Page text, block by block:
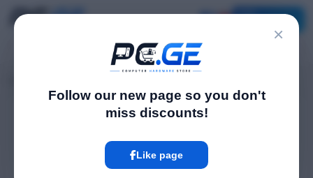
×
Follow our new page so you don't
miss discounts!
Like page